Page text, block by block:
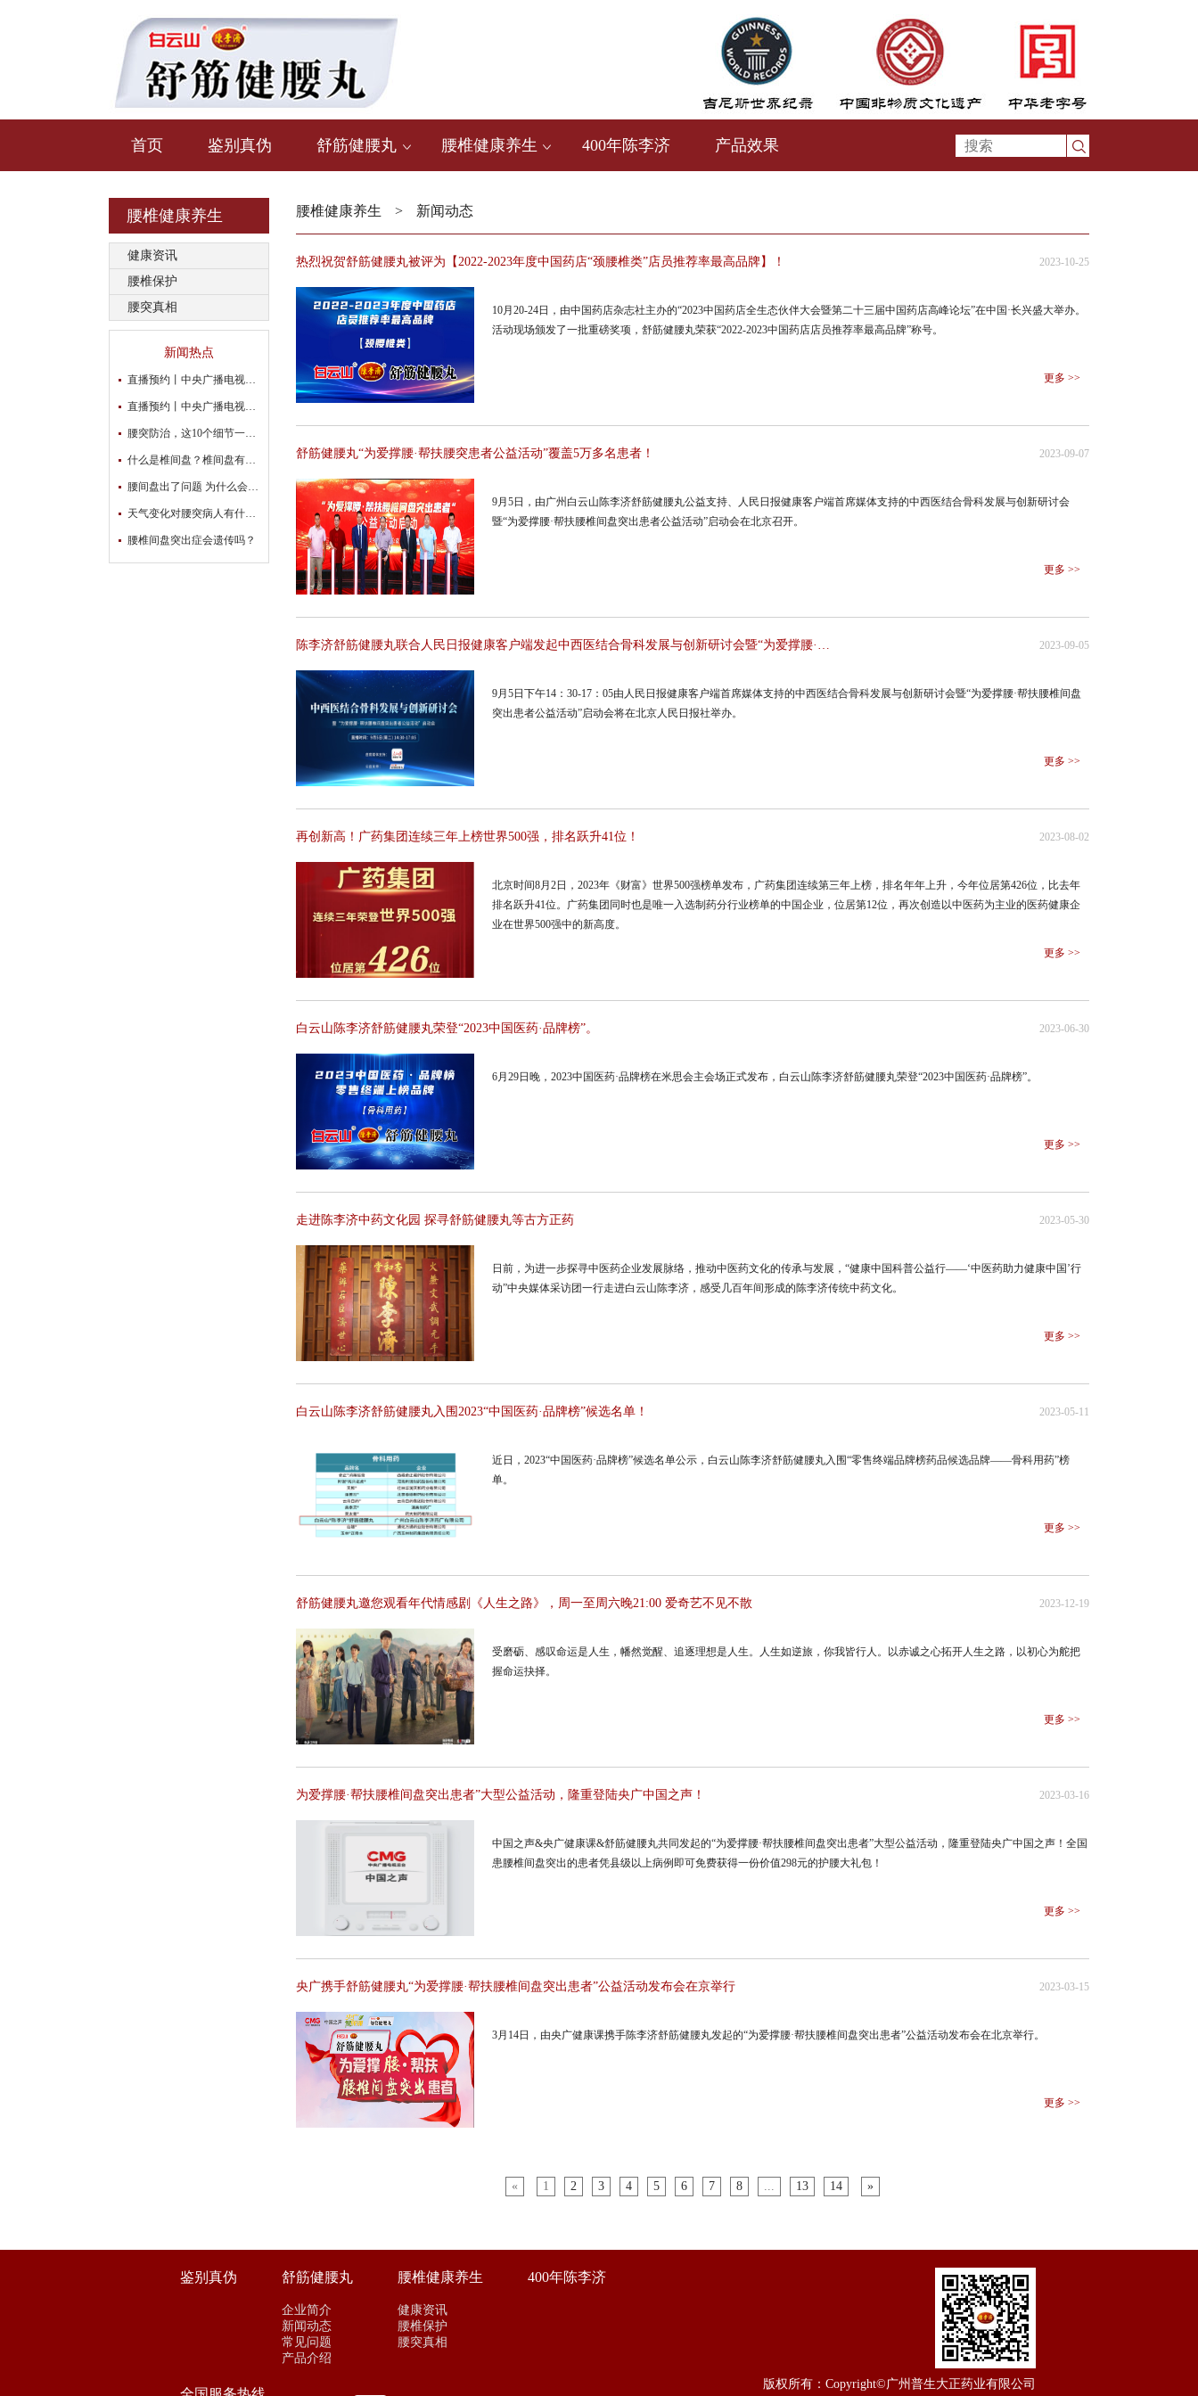
首页 鉴别真伪 舒筋健腰丸 腰椎健康养生 400年陈李济 产品效果
腰椎健康养生
健康资讯
腰椎保护
腰突真相
新闻热点
直播预约丨中央广播电视台“为爱撑腰 冬季护腰公益直播第二期开始啦！
直播预约丨中央广播电视台“为爱撑腰 冬季护腰公益直播行动”开始啦！
腰突防治，这10个细节一定要注意！
什么是椎间盘？椎间盘有什么作用？
腰间盘出了问题 为什么会腿麻？
天气变化对腰突病人有什么影响？
腰椎间盘突出症会遗传吗？
腰椎健康养生 > 新闻动态
热烈祝贺舒筋健腰丸被评为【2022-2023年度中国药店“颈腰椎类”店员推荐率最高品牌】！ 2023-10-25
10月20-24日，由中国药店杂志社主办的“2023中国药店全生态伙伴大会暨第二十三届中国药店高峰论坛”在中国·长兴盛大举办。
活动现场颁发了一批重磅奖项，舒筋健腰丸荣获“2022-2023中国药店店员推荐率最高品牌”称号。
更多 >>
舒筋健腰丸“为爱撑腰·帮扶腰突患者公益活动”覆盖5万多名患者！ 2023-09-07
9月5日，由广州白云山陈李济舒筋健腰丸公益支持、人民日报健康客户端首席媒体支持的中西医结合骨科发展与创新研讨会
暨“为爱撑腰·帮扶腰椎间盘突出患者公益活动”启动会在北京召开。
更多 >>
陈李济舒筋健腰丸联合人民日报健康客户端发起中西医结合骨科发展与创新研讨会暨“为爱撑腰·帮扶腰椎间盘突出患者公益活动” ​ 2023-09-05
9月5日下午14：30-17：05由人民日报健康客户端首席媒体支持的中西医结合骨科发展与创新研讨会暨“为爱撑腰·帮扶腰椎间盘
突出患者公益活动”启动会将在北京人民日报社举办。
更多 >>
再创新高！广药集团连续三年上榜世界500强，排名跃升41位！ 2023-08-02
北京时间8月2日，2023年《财富》世界500强榜单发布，广药集团连续第三年上榜，排名年年上升，今年位居第426位，比去年
排名跃升41位。广药集团同时也是唯一入选制药分行业榜单的中国企业，位居第12位，再次创造以中医药为主业的医药健康企
业在世界500强中的新高度。
更多 >>
白云山陈李济舒筋健腰丸荣登“2023中国医药·品牌榜”。 2023-06-30
6月29日晚，2023中国医药·品牌榜在米思会主会场正式发布，白云山陈李济舒筋健腰丸荣登“2023中国医药·品牌榜”。
更多 >>
走进陈李济中药文化园 探寻舒筋健腰丸等古方正药 2023-05-30
日前，为进一步探寻中医药企业发展脉络，推动中医药文化的传承与发展，“健康中国科普公益行——‘中医药助力健康中国’行
动”中央媒体采访团一行走进白云山陈李济，感受几百年间形成的陈李济传统中药文化。
更多 >>
白云山陈李济舒筋健腰丸入围2023“中国医药·品牌榜”候选名单！ 2023-05-11
近日，2023“中国医药·品牌榜”候选名单公示，白云山陈李济舒筋健腰丸入围“零售终端品牌榜药品候选品牌——骨科用药”榜
单。
更多 >>
舒筋健腰丸邀您观看年代情感剧《人生之路》，周一至周六晚21:00 爱奇艺不见不散 2023-12-19
受磨砺、感叹命运是人生，幡然觉醒、追逐理想是人生。人生如逆旅，你我皆行人。以赤诚之心拓开人生之路，以初心为舵把
握命运抉择。
更多 >>
为爱撑腰·帮扶腰椎间盘突出患者”大型公益活动，隆重登陆央广中国之声！ 2023-03-16
中国之声&央广健康课&舒筋健腰丸共同发起的“为爱撑腰·帮扶腰椎间盘突出患者”大型公益活动，隆重登陆央广中国之声！全国
患腰椎间盘突出的患者凭县级以上病例即可免费获得一份价值298元的护腰大礼包！
更多 >>
央广携手舒筋健腰丸“为爱撑腰·帮扶腰椎间盘突出患者”公益活动发布会在京举行 2023-03-15
3月14日，由央广健康课携手陈李济舒筋健腰丸发起的“为爱撑腰·帮扶腰椎间盘突出患者”公益活动发布会在北京举行。
更多 >>
« 1 2 3 4 5 6 7 8 ... 13 14 »
鉴别真伪 舒筋健腰丸
企业简介
新闻动态
常见问题
产品介绍
腰椎健康养生
健康资讯
腰椎保护
腰突真相
400年陈李济
版权所有： Copyright©广州普生大正药业有限公司